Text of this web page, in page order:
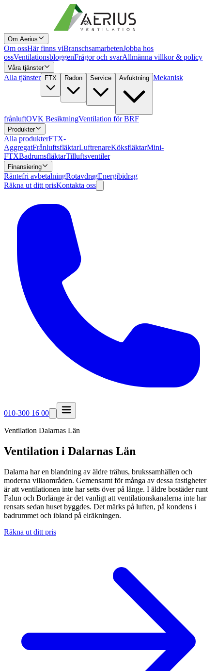
Om Aerius
Om ossHär finns viBranschsamarbetenJobba hos
ossVentilationsbloggenFrågor och svarAllmänna villkor & policy
Våra tjänster
Alla tjänster FTX Radon Service Avfuktning Mekanisk
frånluftOVK BesiktningVentilation för BRF
Produkter
Alla produkterFTX-
AggregatFrånluftsfläktarLuftrenareKöksfläktarMini-
FTXBadrumsfläktarTilluftsventiler
Finansiering
Räntefri avbetalningRotavdragEnergibidrag
Räkna ut ditt prisKontakta oss
010-300 16 00
Ventilation Dalarnas Län
Ventilation i Dalarnas Län
Dalarna har en blandning av äldre trähus, brukssamhällen och
moderna villaområden. Gemensamt för många av dessa fastigheter
är att ventilationen inte har setts över på länge. I äldre bostäder runt
Falun och Borlänge är det vanligt att ventilationskanalerna inte har
rensats sedan huset byggdes. Det märks på luften, på kondens i
badrummet och ibland på elräkningen.
Räkna ut ditt pris